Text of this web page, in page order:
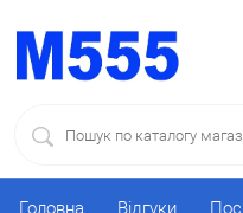
Головна Відгуки